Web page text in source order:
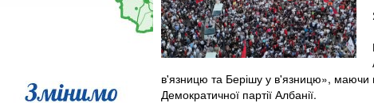
в'язницю та Берішу у в'язницю», маючи
Демократичної партії Албанії.